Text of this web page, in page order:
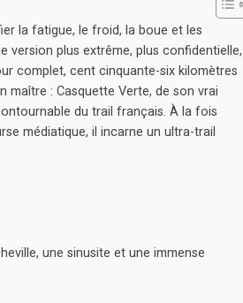
la fatigue, le froid, la boue et les
version plus extrême, plus confidentielle,
complet, cent cinquante-six kilomètres
maître : Casquette Verte, de son vrai
du trail français. À la fois
médiatique, il incarne un ultra-trail
une sinusite et une immense